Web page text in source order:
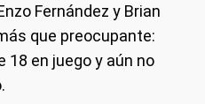
Fernández y Brian
que preocupante:
18 en juego y aún no